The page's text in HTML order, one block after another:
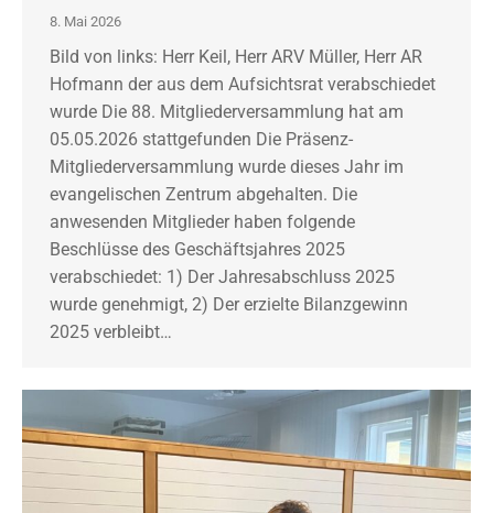
8. Mai 2026
Bild von links: Herr Keil, Herr ARV Müller, Herr AR
Hofmann der aus dem Aufsichtsrat verabschiedet
wurde Die 88. Mitgliederversammlung hat am
05.05.2026 stattgefunden Die Präsenz-
Mitgliederversammlung wurde dieses Jahr im
evangelischen Zentrum abgehalten. Die
anwesenden Mitglieder haben folgende
Beschlüsse des Geschäftsjahres 2025
verabschiedet: 1) Der Jahresabschluss 2025
wurde genehmigt, 2) Der erzielte Bilanzgewinn
2025 verbleibt…